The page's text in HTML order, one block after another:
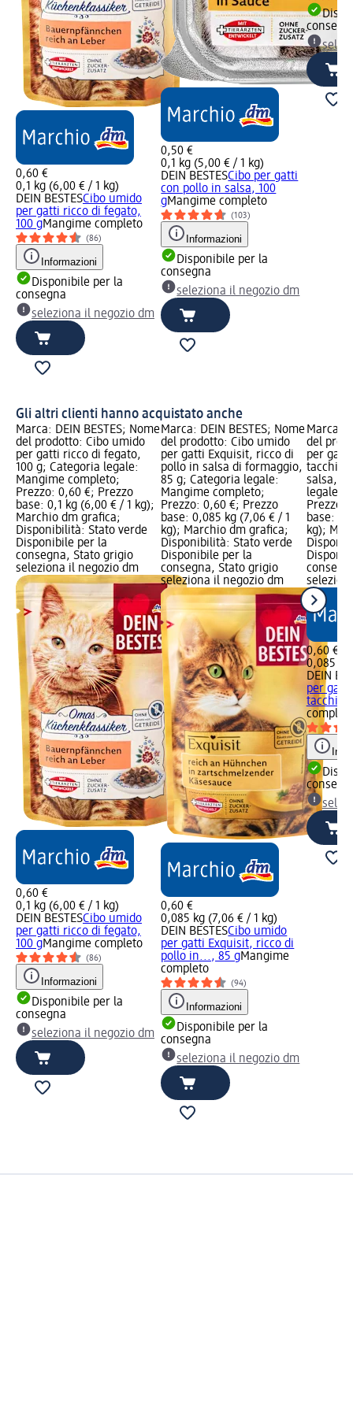
0,60 €
0,1 kg (6,00 € / 1 kg)
DEIN BESTESCibo umido
per gatti ricco di fegato,
100 gMangime completo
(86)
Informazioni
Disponibile per la
consegna
seleziona il negozio dm
0,50 €
0,1 kg (5,00 € / 1 kg)
DEIN BESTESCibo per gatti
con pollo in salsa, 100
gMangime completo
(103)
Informazioni
Disponibile per la
consegna
seleziona il negozio dm
Gli altri clienti hanno acquistato anche
Marca: DEIN BESTES; Nome
del prodotto: Cibo umido
per gatti ricco di fegato,
100 g; Categoria legale:
Mangime completo;
Prezzo: 0,60 €; Prezzo
base: 0,1 kg (6,00 € / 1 kg);
Marchio dm grafica;
Disponibilità: Stato verde
Disponibile per la
consegna, Stato grigio
seleziona il negozio dm
0,60 €
0,1 kg (6,00 € / 1 kg)
DEIN BESTESCibo umido
per gatti ricco di fegato,
100 gMangime completo
(86)
Informazioni
Disponibile per la
consegna
seleziona il negozio dm
Marca: DEIN BESTES; Nome
del prodotto: Cibo umido
per gatti Exquisit, ricco di
pollo in salsa di formaggio,
85 g; Categoria legale:
Mangime completo;
Prezzo: 0,60 €; Prezzo
base: 0,085 kg (7,06 € / 1
kg); Marchio dm grafica;
Disponibilità: Stato verde
Disponibile per la
consegna, Stato grigio
seleziona il negozio dm
0,60 €
0,085 kg (7,06 € / 1 kg)
DEIN BESTESCibo umido
per gatti Exquisit, ricco di
pollo in..., 85 gMangime
completo
(94)
Informazioni
Disponibile per la
consegna
seleziona il negozio dm
Marca:
del
per gatti
salsa,
legale:
Prezzo:
base:
kg);
0,60 €
0,085 kg
DEIN
per gatti